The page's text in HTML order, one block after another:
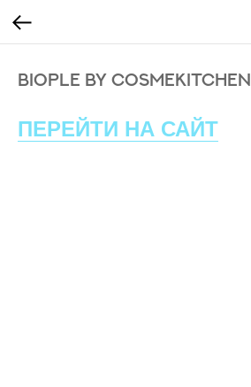
BIOPLE BY COSMEKITCHEN
ПЕРЕЙТИ НА САЙТ